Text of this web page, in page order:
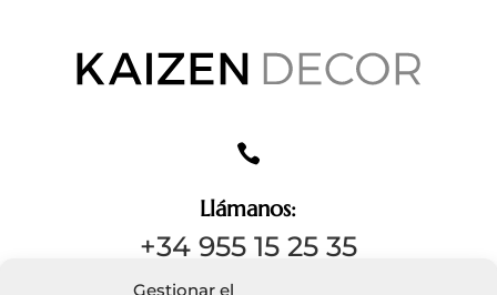
Gestionar el

Llámanos:
+34 955 15 25 35